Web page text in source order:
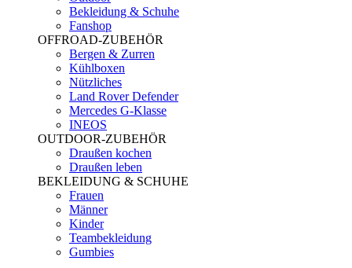
Bekleidung & Schuhe
Fanshop
OFFROAD-ZUBEHÖR
Bergen & Zurren
Kühlboxen
Nützliches
Land Rover Defender
Mercedes G-Klasse
INEOS
OUTDOOR-ZUBEHÖR
Draußen kochen
Draußen leben
BEKLEIDUNG & SCHUHE
Frauen
Männer
Kinder
Teambekleidung
Gumbies